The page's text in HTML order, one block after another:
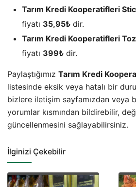
Tarım Kredi Kooperatifleri
fiyatı 35,95₺ dir.
Tarım Kredi Kooperatifleri
fiyatı 399₺ dir.
Paylaştığımız Tarım Kredi
listesinde eksik veya hatalı bir
bizlere iletişim sayfamızdan veya
yorumlar kısmından bildirebilir,
güncellenmesini sağlayabilirsiniz.
İlginizi Çekebilir